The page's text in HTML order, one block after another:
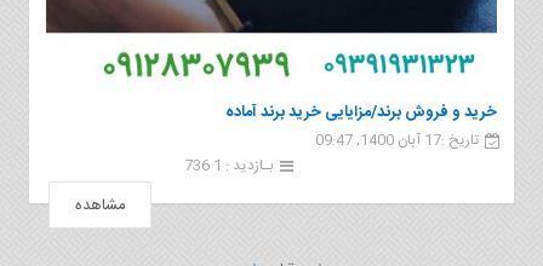
خرید و فروش برند/مزایایی خرید برند آماده
تاریخ :17 آبان 1400, 09:47
بـازدید : 1 736
مشاهده